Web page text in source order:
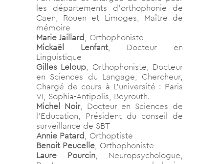
les départements d’orthophonie de
Caen, Rouen et Limoges, Maître de
mémoire
Marie Jaillard, Orthophoniste
Mickaël Lenfant, Docteur en
Linguistique
Gilles Leloup, Orthophoniste, Docteur
en Sciences du Langage, Chercheur,
Chargé de cours à L’université : Paris
VI, Sophia-Antipolis, Beyrouth.
Michel Noir, Docteur en Sciences de
l’Education, Président du conseil de
surveillance de SBT
Annie Patard, Orthoptiste
Benoit Peucelle, Orthophoniste
Laure Pourcin, Neuropsychologue,